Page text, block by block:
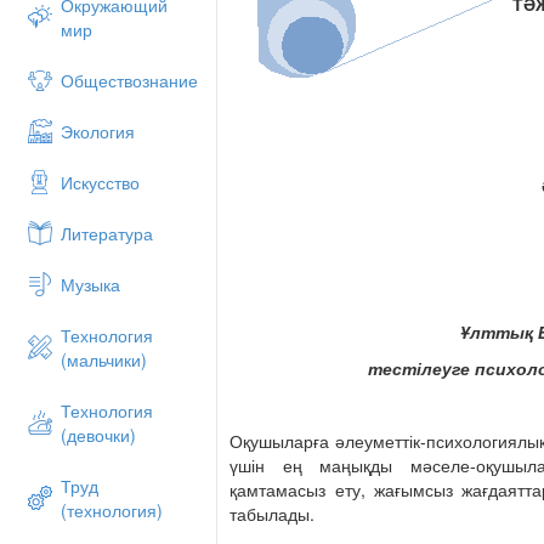
Окружающий
мир
Обществознание
Экология
Искусство
Литература
Музыка
Технология
(мальчики)
Технология
(девочки)
Труд
(технология)
рдастары ?атарынан ?аржы-?аражат ,
рмысты? жа?дай жа?ынан
Биологиялы?-генетикалы? т?р?ыда?ы
мінез-??лы?ты? алдын алу шарасы
?БТ-ны? психологиялы? жа?дайына
бойынша ж?ргізіледі. ?БТ тек
?ана ?оймайды, сонымен ?атар
орындарына (ЖОО) т?суі-т?спеуінде,
болмауында шешуші р?л ат?арады.
Ұлттық
тестілеуге
Оқушыларға әлеуметтік-
үшін ең маңықды мәселе-
қамтамасыз ету, жағымсыз
табылады.